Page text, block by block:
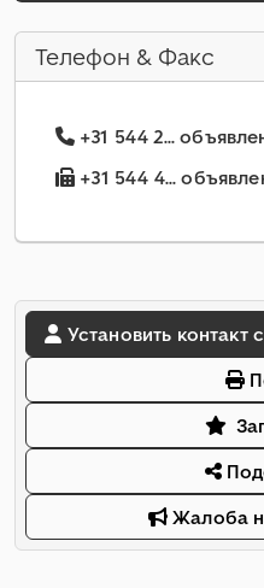
Телефон & Факс
+31 544 2...
+31 544 4...
Установить контакт
Жалоба